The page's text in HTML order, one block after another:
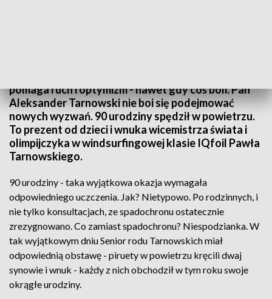
pomaga ruch i optymizm - nawet gdy coś boli. Pan
Aleksander Tarnowski nie boi się podejmować
nowych wyzwań. 90 urodziny spędził w powietrzu.
To prezent od dzieci i wnuka wicemistrza świata i
olimpijczyka w windsurfingowej klasie IQfoil Pawła
Tarnowskiego.
90 urodziny - taka wyjątkowa okazja wymagała
odpowiedniego uczczenia. Jak? Nietypowo. Po rodzinnych, i
nie tylko konsultacjach, ze spadochronu ostatecznie
zrezygnowano. Co zamiast spadochronu? Niespodzianka. W
tak wyjątkowym dniu Senior rodu Tarnowskich miał
odpowiednią obstawę - piruety w powietrzu kręcili dwaj
synowie i wnuk - każdy z nich obchodził w tym roku swoje
okrągłe urodziny.